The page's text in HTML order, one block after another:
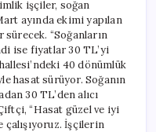
işçiler, soğan
ayında ekimi yapılan
sürecek. “Soğanların
ise fiyatlar 30 TL’yi
40 dönümlük
hasat sürüyor. Soğanın
30 TL’den alıcı
“Hasat güzel ve iyi
çalışıyoruz. İşçilerin